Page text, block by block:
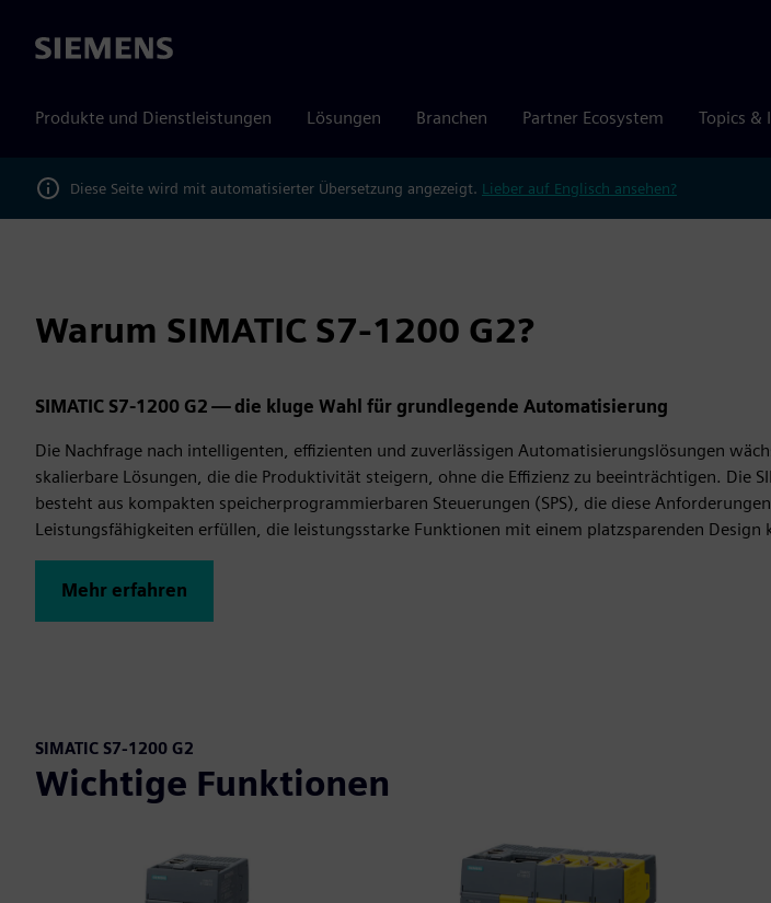
Siemens
Produkte und Dienstleistungen Lösungen Branchen Partner Ecosystem Topics &
Diese Seite wird mit automatisierter Übersetzung angezeigt. Lieber auf Englisch ansehen?
Warum SIMATIC S7-1200 G2?
SIMATIC S7-1200 G2 — die kluge Wahl für grundlegende Automatisierung
Die Nachfrage nach intelligenten, effizienten und zuverlässigen Automatisierungslösungen
skalierbare Lösungen, die die Produktivität steigern, ohne die Effizienz zu beeinträchtigen. Die
besteht aus kompakten speicherprogrammierbaren Steuerungen (SPS), die diese
Leistungsfähigkeiten erfüllen, die leistungsstarke Funktionen mit einem platzsparenden Design
Mehr erfahren
SIMATIC S7-1200 G2
Wichtige Funktionen